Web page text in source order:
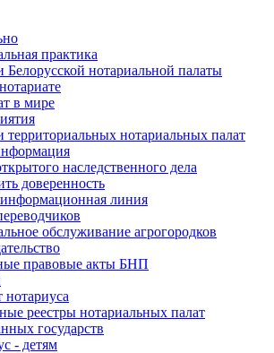
практика
Белорусской нотариальной палаты
в мире
территориальных нотариальных палат
наследственного дела
доверенность
линия
обслуживание агрогородков
правовые акты БНП
нотариуса
реестры нотариальных палат
государств
- детям